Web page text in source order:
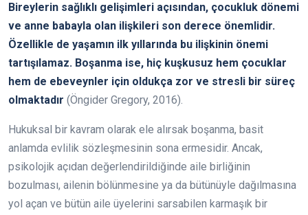
Bireylerin sağlıklı gelişimleri açısından, çocukluk dönemi
ve anne babayla olan ilişkileri son derece önemlidir.
Özellikle de yaşamın ilk yıllarında bu ilişkinin önemi
tartışılamaz. Boşanma ise, hiç kuşkusuz hem çocuklar
hem de ebeveynler için oldukça zor ve stresli bir süreç
olmaktadır (Öngider Gregory, 2016).
Hukuksal bir kavram olarak ele alırsak boşanma, basit
anlamda evlilik sözleşmesinin sona ermesidir. Ancak,
psikolojik açıdan değerlendirildiğinde aile birliğinin
bozulması, ailenin bölünmesine ya da bütünüyle dağılmasına
yol açan ve bütün aile üyelerini sarsabilen karmaşık bir